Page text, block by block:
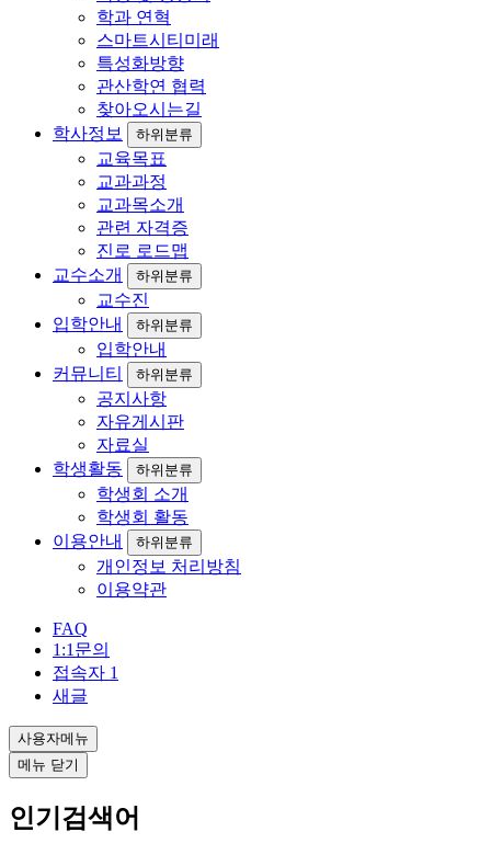
학과 연혁
스마트시티미래
특성화방향
관산학연 협력
찾아오시는길
학사정보
하위분류
교육목표
교과과정
교과목소개
관련 자격증
진로 로드맵
교수소개
하위분류
교수진
입학안내
하위분류
입학안내
커뮤니티
하위분류
공지사항
자유게시판
자료실
학생활동
하위분류
학생회 소개
학생회 활동
이용안내
하위분류
개인정보 처리방침
이용약관
FAQ
1:1문의
접속자 1
새글
사용자메뉴
메뉴 닫기
인기검색어